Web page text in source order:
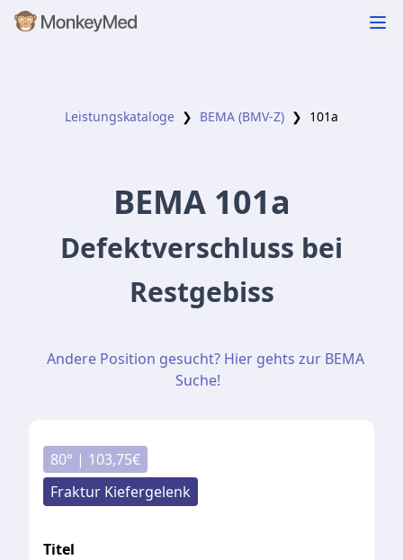
Leistungskataloge ❯ BEMA (BMV-Z) ❯ 101a
BEMA 101a
Defektverschluss bei
Restgebiss
Andere Position gesucht? Hier gehts zur BEMA
Suche!
80° | 103,75€
Fraktur Kiefergelenk
Titel